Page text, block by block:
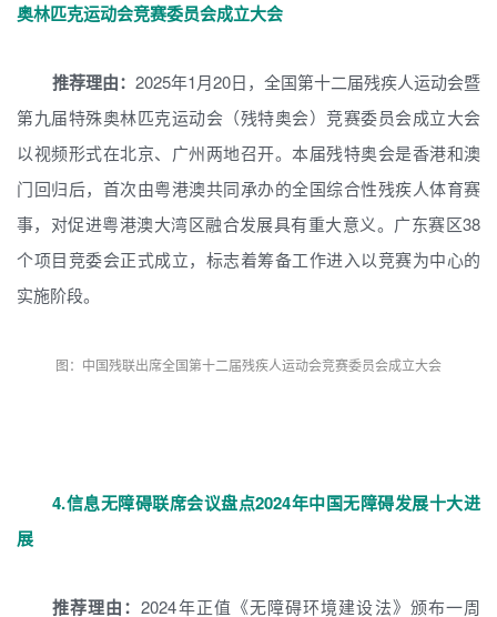
奥林匹克运动会竞赛委员会成立大会
推荐理由： 2025年1月20日，全国第十二届残疾人运动会暨
第九届特殊奥林匹克运动会（残特奥会）竞赛委员会成立大会
以视频形式在北京、广州两地召开。本届残特奥会是香港和澳
门回归后，首次由粤港澳共同承办的全国综合性残疾人体育赛
事，对促进粤港澳大湾区融合发展具有重大意义。广东赛区38
个项目竞委会正式成立，标志着筹备工作进入以竞赛为中心的
实施阶段。
图：中国残联出席全国第十二届残疾人运动会竞赛委员会成立大会
4.信息无障碍联席会议盘点2024年中国无障碍发展十大进
展
推荐理由：2024年正值《无障碍环境建设法》颁布一周